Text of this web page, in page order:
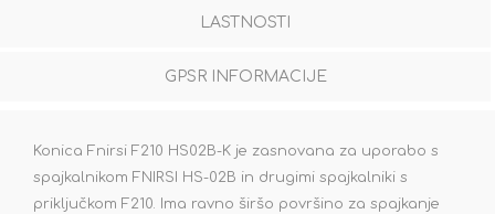
LASTNOSTI
GPSR INFORMACIJE
Konica Fnirsi F210 HS02B-K je zasnovana za uporabo s
spajkalnikom FNIRSI HS-02B in drugimi spajkalniki s
priključkom F210. Ima ravno širšo površino za spajkanje